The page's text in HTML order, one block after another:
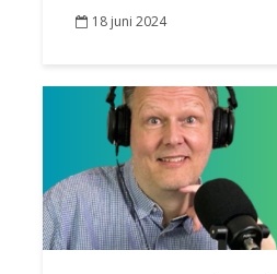
18 juni 2024